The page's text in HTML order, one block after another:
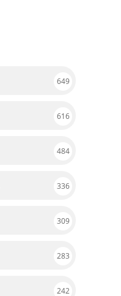
649
616
484
336
309
283
242